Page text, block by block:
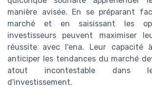
manière avisée. En se préparant
marché et en saisissant les
investisseurs peuvent maximiser
réussite avec l'ena. Leur capacité
anticiper les tendances du marché
atout incontestable dans
d'investissement.